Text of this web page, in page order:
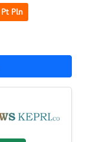
Pt Pln